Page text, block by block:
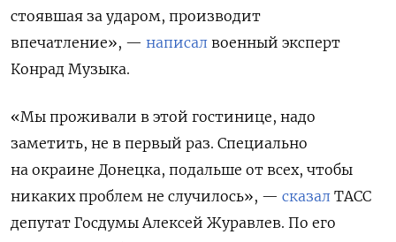
стоявшая за ударом, производит
впечатление», — написал военный эксперт
Конрад Музыка.
«Мы проживали в этой гостинице, надо
заметить, не в первый раз. Специально
на окраине Донецка, подальше от всех, чтобы
никаких проблем не случилось», — сказал ТАСС
депутат Госдумы Алексей Журавлев. По его